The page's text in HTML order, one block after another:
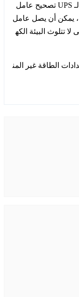
تصحيح عامل طاقة الإدخال: يمكن لـ UPS تصحيح عامل
، يمكن أن يصل عامل
إلى أكثر من 0.95 حتى لا تتلوث البيئة الكه